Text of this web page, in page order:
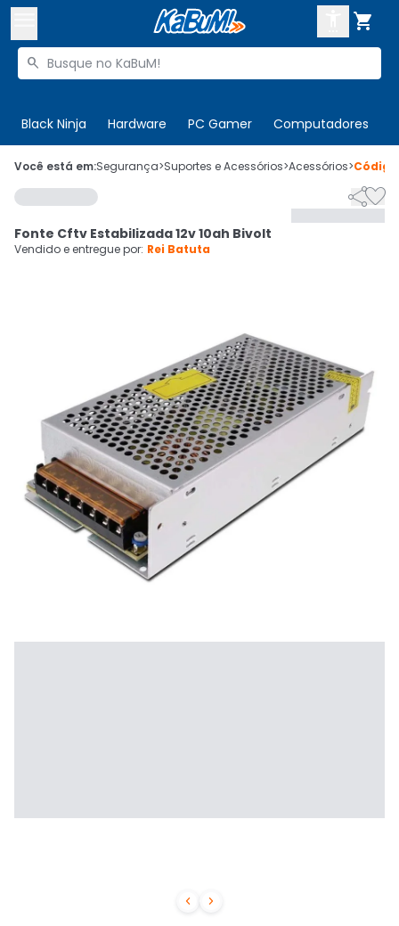

Buscar produtos

Black Ninja Hardware PC Gamer Computadores
 Olá. Acesse sua conta
 Departamentos
Cupons
CADASTRE-SE
Você está em:Segurança>Suportes e Acessórios>Acessórios>
 

Fonte Cftv Estabilizada 12v 10ah Bivolt
Vendido e entregue por: Rei Batuta